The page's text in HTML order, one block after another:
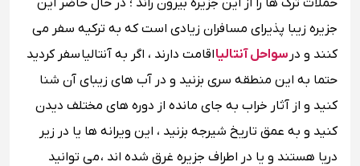
حملات ترک ها را از این جزیره بیرون راند ؛ در حال حاضر این
جزیره زیبا پذیرای مسافران زیادی است که به ترکیه سفر می
کنند و در سواحل آنتالیااقامت دارند ، اگر به آنتالیا سفر کردید
حتما به این منطقه سری بزنید و در آب های زیبای آن شنا
کنید و از آثار خراب به جای مانده از دوره های مختلف دیدن
کنید و به عمق تاریخ شیرجه بزنید ، این ویرانه ها یا در زیر
دریا هستند و یا در اطراف جزیره غرق شده اند ، می توانید